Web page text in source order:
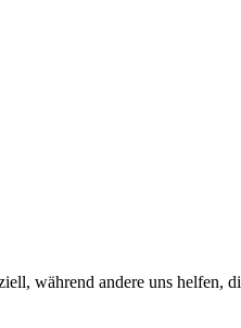
während andere uns helfen,